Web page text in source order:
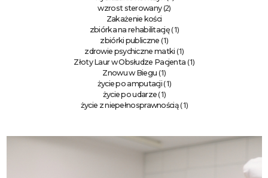
wzrost sterowany(2)
Zakażenie kości
zbiórka na rehabilitację(1)
zbiórki publiczne (1)
zdrowie psychiczne matki (1)
Złoty Laur w Obsłudze Pacjenta (1)
Znowu w Biegu (1)
życie po amputacji (1)
życie po udarze (1)
życie z niepełnosprawnością(1)